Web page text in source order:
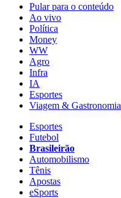
Pular para o conteúdo
Ao vivo
Política
Money
WW
Agro
Infra
IA
Esportes
Viagem & Gastronomia
Esportes
Futebol
Brasileirão
Automobilismo
Tênis
Apostas
eSports